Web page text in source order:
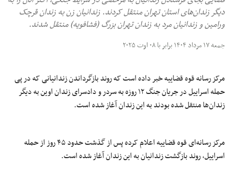
دیگر زندان‌های استان تهران منتقل کردند. زندانیان زن به زندان قرچک
ورامین و زندانیان مرد به زندان تهران بزرگ (فشافویه) منتقل شدند.
جمعه ۱۷ مرداد ۱۴۰۴ برابر با ۰۸ اوت ۲۰۲۵
مرکز رسانه قوه قضاییه خبر داده است که روند بازگرداندن زندانیانی که در پی
حمله اسراییل در جریان جنگ ۱۲ روزه به سردر و دادسرای زندان اوین به دیگر
زندان‌ها منتقل شده‌ بودند به این زندان آغاز شده است.
مرکز رسانه‌ای قوه قضاییه اعلام کرده پس از گذشت حدود ۴۵ روز از حمله
اسراییل، روند بازگشت زندانیان به این زندان آغاز شده است.